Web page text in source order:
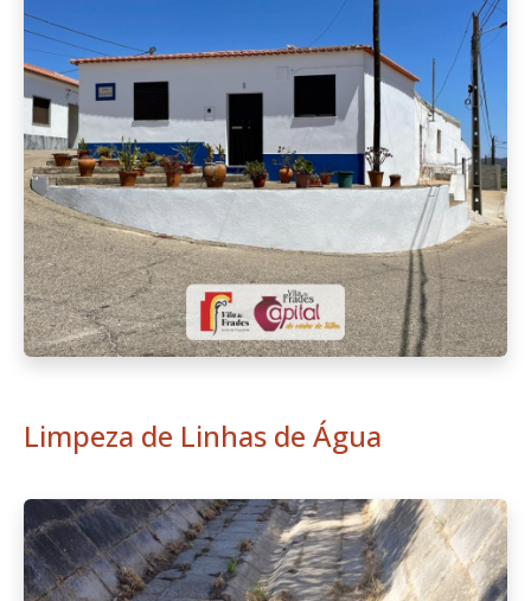
Limpeza de Linhas de Água